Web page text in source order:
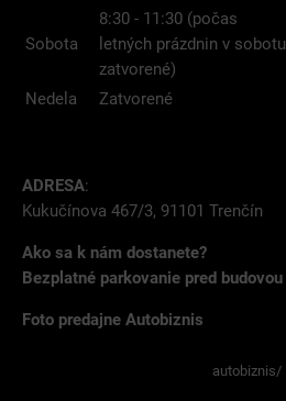
Sobota
8:30 - 11:30 (počas
letných prázdnin v sobotu
zatvorené)
Nedela
Zatvorené
ADRESA:
Kukučínova 467/3, 91101 Trenčín
Ako sa k nám dostanete?
Bezplatné parkovanie pred budovou
Foto predajne Autobiznis
autobiznis/